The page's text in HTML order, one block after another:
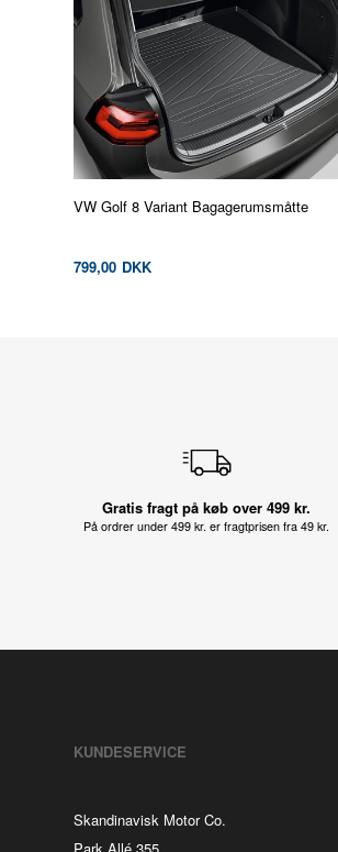
VW Golf 8 Variant Bagagerumsmåtte
799,00 DKK
Gratis fragt på køb over 499 kr.
På ordrer under 499 kr. er fragtprisen fra 49 kr.
KUNDESERVICE
Skandinavisk Motor Co.
Park Allé 355,